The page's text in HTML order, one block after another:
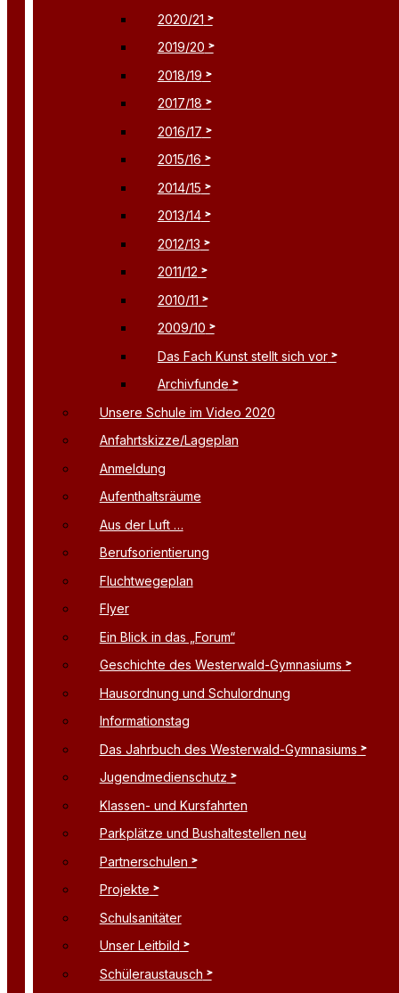
2020/21
2019/20
2018/19
2017/18
2016/17
2015/16
2014/15
2013/14
2012/13
2011/12
2010/11
2009/10
Das Fach Kunst stellt sich vor
Archivfunde
Unsere Schule im Video 2020
Anfahrtskizze/Lageplan
Anmeldung
Aufenthaltsräume
Aus der Luft …
Berufsorientierung
Fluchtwegeplan
Flyer
Ein Blick in das „Forum“
Geschichte des Westerwald-Gymnasiums
Hausordnung und Schulordnung
Informationstag
Das Jahrbuch des Westerwald-Gymnasiums
Jugendmedienschutz
Klassen- und Kursfahrten
Parkplätze und Bushaltestellen neu
Partnerschulen
Projekte
Schulsanitäter
Unser Leitbild
Schüleraustausch